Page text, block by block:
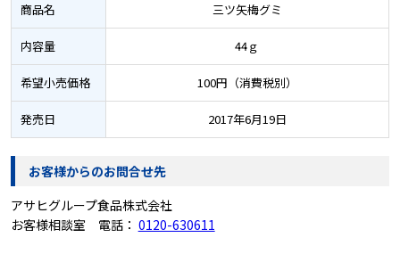
商品名 三ツ矢梅グミ
内容量 44ｇ
希望小売価格 100円（消費税別）
発売日 2017年6月19日
お客様からのお問合せ先
アサヒグループ食品株式会社
お客様相談室 電話： 0120-630611